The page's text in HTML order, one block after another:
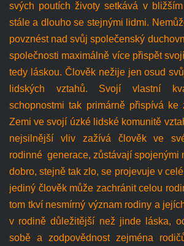
svých poutích životy setkává v
stále a dlouho se stejnými lidmi.
povznést nad svůj společenský
společnosti maximálně více přispět
tedy láskou. Člověk nežije jen osud
lidských vztahů. Svojí vlastní
schopnostmi tak primárně přispívá ke
Zemi ve svojí úzké lidské komunitě
nejsilnější vliv zažívá člověk ve
rodinné generace, zůstávají spojenými
dobro, stejně tak zlo, se projevuje v
jediný člověk může zachránit celou
tom tkví nesmírný význam rodiny a
v rodině důležitější než jinde láska,
sobě a zodpovědnost zejména